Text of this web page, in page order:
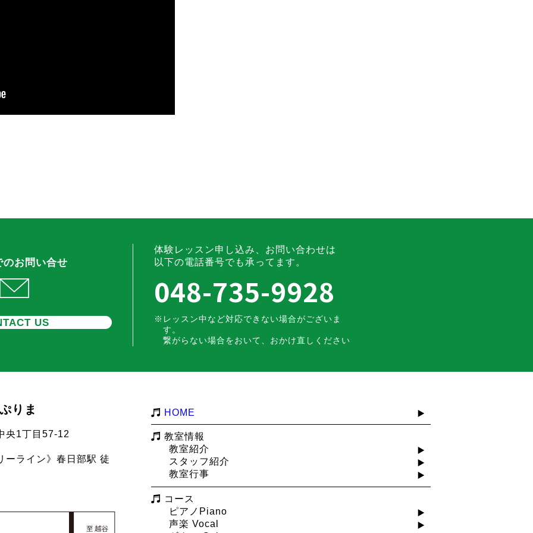
のお問い合せ
US
体験レッスン申し込み、お問い合わせは
以下の電話番号でも承ってます。
048-735-9928
レッスン中など対応できない場合がございま
す。
繋がらない場合をおいて、おかけ直しください
りま
央1丁目57-12
ーライン》春日部駅 徒
HOME
教室情報
教室紹介
スタッフ紹介
教室行事
コース
ピアノPiano
声楽 Vocal